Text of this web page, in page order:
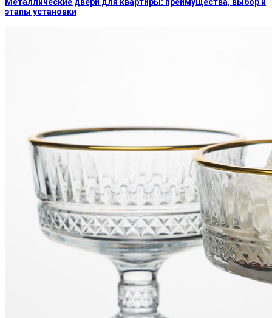
этапы установки